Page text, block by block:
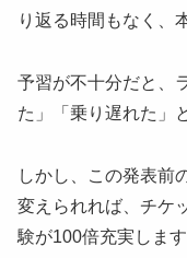
り返る時間もなく、
予習が不十分だと、
た」「乗り遅れた」
しかし、この発表前
変えられれば、チケ
験が100倍充実します